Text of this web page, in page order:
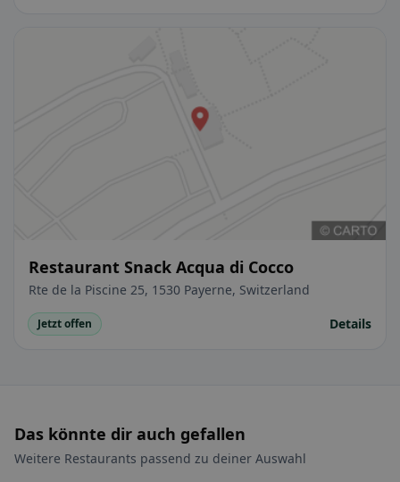
Restaurant Snack Acqua di Cocco
Rte de la Piscine 25, 1530 Payerne, Switzerland
Jetzt offen Details
Das könnte dir auch gefallen
Weitere Restaurants passend zu deiner Auswahl